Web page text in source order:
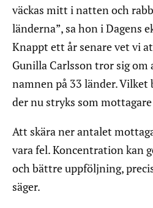
väckas mitt i natten och
länderna”, sa hon i Dagens
Knappt ett år senare vet vi
Gunilla Carlsson tror sig
namnen på 33 länder.
der nu stryks som
Att skära ner antalet
vara fel. Koncentration kan
och bättre uppföljning,
säger.